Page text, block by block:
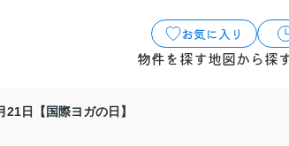
お気に入り
物件を探す地図から探
21日【国際ヨガの日】